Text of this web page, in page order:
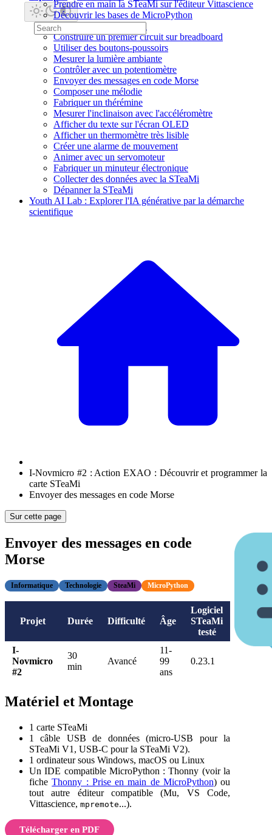
Prendre en main la STeaMi sur l'éditeur Vittascience
Découvrir les bases de MicroPython
Faire clignoter une LED
Construire un premier circuit sur breadboard
Utiliser des boutons-poussoirs
Mesurer la lumière ambiante
Contrôler avec un potentiomètre
Envoyer des messages en code Morse
Composer une mélodie
Fabriquer un thérémine
Mesurer l'inclinaison avec l'accéléromètre
Afficher du texte sur l'écran OLED
Afficher un thermomètre très lisible
Créer une alarme de mouvement
Animer avec un servomoteur
Fabriquer un minuteur électronique
Collecter des données avec la STeaMi
Dépanner la STeaMi
Youth AI Lab : Explorer l'IA générative par la démarche
scientifique
I-Novmicro #2 : Action EXAO : Découvrir et programmer la
carte STeaMi
Envoyer des messages en code Morse
Sur cette page
Envoyer des messages en code
Morse
Informatique Technologie SteaMi MicroPython
Projet Durée Difficulté Âge
Logiciel
STeaMi
testé
I-
Novmicro
#2
30
min
Avancé
11-
99
ans
0.23.1
Matériel et Montage
1 carte STeaMi
1 câble USB de données (micro-USB pour la
STeaMi V1, USB-C pour la STeaMi V2).
1 ordinateur sous Windows, macOS ou Linux
Un IDE compatible MicroPython : Thonny (voir la
ficheThonny : Prise en main de MicroPython) ou
tout autre éditeur compatible (Mu, VS Code,
Vittascience, mpremote...).
Télécharger en PDF